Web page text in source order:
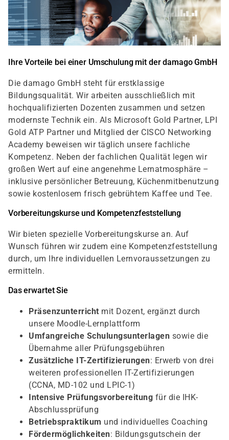
Ihre Vorteile bei einer Umschulung mit der damago GmbH
Die damago GmbH steht für erstklassige
Bildungsqualität. Wir arbeiten ausschließlich mit
hochqualifizierten Dozenten zusammen und setzen
modernste Technik ein. Als Microsoft Gold Partner, LPI
Gold ATP Partner und Mitglied der CISCO Networking
Academy beweisen wir täglich unsere fachliche
Kompetenz. Neben der fachlichen Qualität legen wir
großen Wert auf eine angenehme Lernatmosphäre –
inklusive persönlicher Betreuung, Küchenmitbenutzung
sowie kostenlosem frisch gebrühtem Kaffee und Tee.
Vorbereitungskurse und Kompetenzfeststellung
Wir bieten spezielle Vorbereitungskurse an. Auf
Wunsch führen wir zudem eine Kompetenzfeststellung
durch, um Ihre individuellen Lernvoraussetzungen zu
ermitteln.
Das erwartet Sie
Präsenzunterricht mit Dozent, ergänzt durch
unsere Moodle-Lernplattform
Umfangreiche Schulungsunterlagen sowie die
Übernahme aller Prüfungsgebühren
Zusätzliche IT-Zertifizierungen: Erwerb von drei
weiteren professionellen IT-Zertifizierungen
(CCNA, MD-102 und LPIC-1)
Intensive Prüfungsvorbereitung für die IHK-
Abschlussprüfung
Betriebspraktikum und individuelles Coaching
Fördermöglichkeiten: Bildungsgutschein der